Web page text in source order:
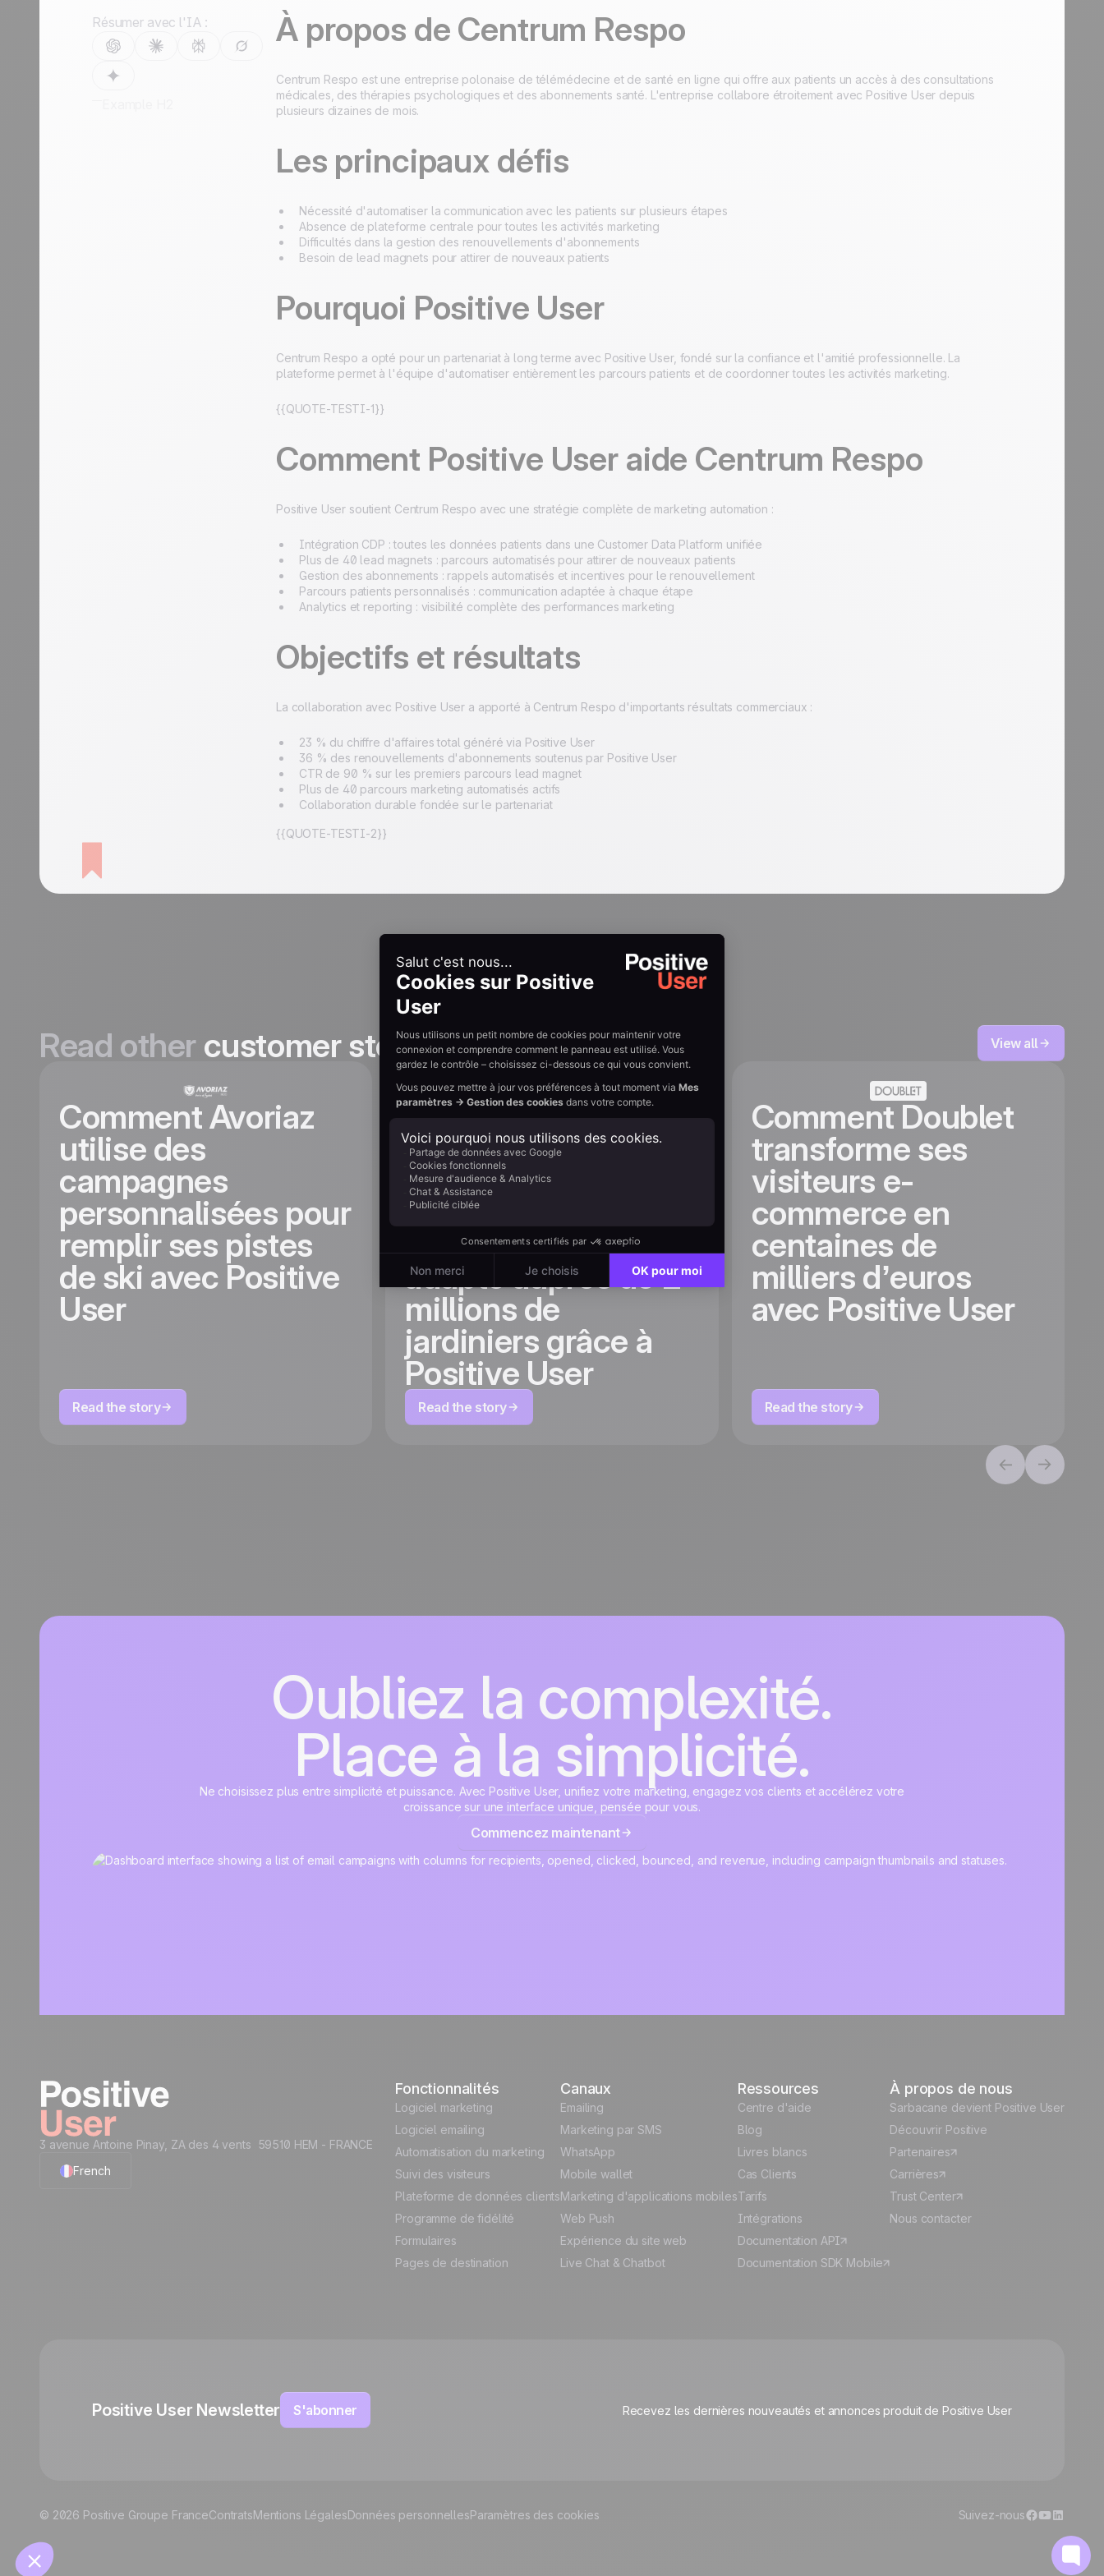
Découvrir
4.8 Trustpilot
Certifié ISO 27001
100% développé et
hébergé en Europe
Résumer avec l'IA : À propos de Centrum Respo
Centrum Respo est une entreprise polonaise de télémédecine et de santé en ligne qui offre aux patients un accès à des consultations
médicales, des thérapies psychologiques et des abonnements santé. L'entreprise collabore étroitement avec Positive User depuis
plusieurs dizaines de mois.
Les principaux défis
Nécessité d'automatiser la communication avec les patients sur plusieurs étapes
Absence de plateforme centrale pour toutes les activités marketing
Difficultés dans la gestion des renouvellements d'abonnements
Besoin de lead magnets pour attirer de nouveaux patients
Pourquoi Positive User
Centrum Respo a opté pour un partenariat à long terme avec Positive User, fondé sur la confiance et l'amitié professionnelle. La
plateforme permet à l'équipe d'automatiser entièrement les parcours patients et de coordonner toutes les activités marketing.
{{QUOTE-TESTI-1}}
Comment Positive User aide Centrum Respo
Positive User soutient Centrum Respo avec une stratégie complète de marketing automation :
Intégration CDP : toutes les données patients dans une Customer Data Platform unifiée
Plus de 40 lead magnets : parcours automatisés pour attirer de nouveaux patients
Gestion des abonnements : rappels automatisés et incentives pour le renouvellement
Parcours patients personnalisés : communication adaptée à chaque étape
Analytics et reporting : visibilité complète des performances marketing
Objectifs et résultats
La collaboration avec Positive User a apporté à Centrum Respo d'importants résultats commerciaux :
23 % du chiffre d'affaires total généré via Positive User
36 % des renouvellements d'abonnements soutenus par Positive User
CTR de 90 % sur les premiers parcours lead magnet
Plus de 40 parcours marketing automatisés actifs
Collaboration durable fondée sur le partenariat
{{QUOTE-TESTI-2}}
Read other customer stories View all
Comment Avoriaz
utilise des
campagnes
personnalisées pour
remplir ses pistes
de ski avec Positive
User
Read the story
Cultiver l'hyper-
personnalisation :
comment Willemse
met en place un
parcours client
adapté auprès de 2
millions de
jardiniers grâce à
Positive User
Read the story
Comment Doublet
transforme ses
visiteurs e-
commerce en
centaines de
milliers d’euros
avec Positive User
Read the story
Oubliez la complexité.
Place à la simplicité.
Ne choisissez plus entre simplicité et puissance. Avec Positive User, unifiez votre marketing, engagez vos clients et accélérez votre
croissance sur une interface unique, pensée pour vous.
Commencez maintenant
3 avenue Antoine Pinay, ZA des 4 vents 59510 HEM - FRANCE
French
Fonctionnalités
Logiciel marketing
Logiciel emailing
Automatisation du marketing
Suivi des visiteurs
Plateforme de données clients
Programme de fidélité
Formulaires
Pages de destination
Canaux
Emailing
Marketing par SMS
WhatsApp
Mobile wallet
Marketing d'applications mobiles
Web Push
Expérience du site web
Live Chat & Chatbot
Ressources
Centre d'aide
Blog
Livres blancs
Cas Clients
Tarifs
Intégrations
Documentation API
Documentation SDK Mobile
À propos de nous
Sarbacane devient Positive User
Découvrir Positive
Partenaires
Carrières
Trust Center
Nous contacter
Positive User Newsletter S'abonner Recevez les dernières nouveautés et annonces produit de Positive User
© 2026 Positive Groupe FranceContratsMentions LégalesDonnées personnellesParamètres des cookies Suivez-nous